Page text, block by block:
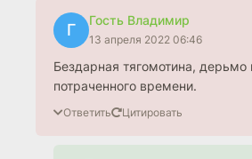
Г
Гость Владимир
13 апреля 2022 06:46
Бездарная тягомотина,
потраченного времени.
Ответить Цитировать